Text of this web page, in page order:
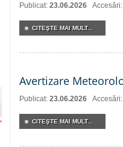
Publicat: 23.06.2026
CITEŞTE MAI MULT...
Avertizare
Publicat: 23.06.2026
CITEŞTE MAI MULT...